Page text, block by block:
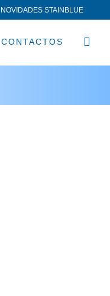
NOVIDADES STAINBLUE
CONTACTOS